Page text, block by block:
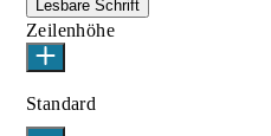
Lesbare Schrift
Zeilenhöhe
Standard